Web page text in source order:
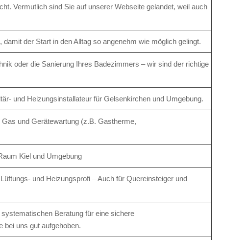
Vermutlich sind Sie auf unserer Webseite gelandet, weil auch
der Start in den Alltag so angenehm wie möglich gelingt.
oder die Sanierung Ihres Badezimmers – wir sind der richtige
und Hei­zungs­instal­lateur für Gelsenkirchen und Umge­bung.
und Gerätewartung (z.B. Gastherme,
Kiel und Umgebung
und Heizungsprofi – Auch für Quereinsteiger und
Beratung für eine sichere
bei uns gut aufgehoben.